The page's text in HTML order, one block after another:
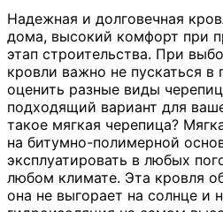
Надежная и долговечная
дома, высокий комфорт при
этап строительства. При
кровли важно не пускаться в
оценить разные виды
подходящий вариант для
такое мягкая черепица?
на битумно-полимерной
эксплуатировать в любых
любом климате. Эта кровля
она не выгорает на солнце и